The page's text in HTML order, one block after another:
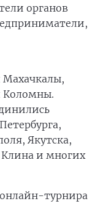
органов
Коломны.
Якутска,
и многих
турнира